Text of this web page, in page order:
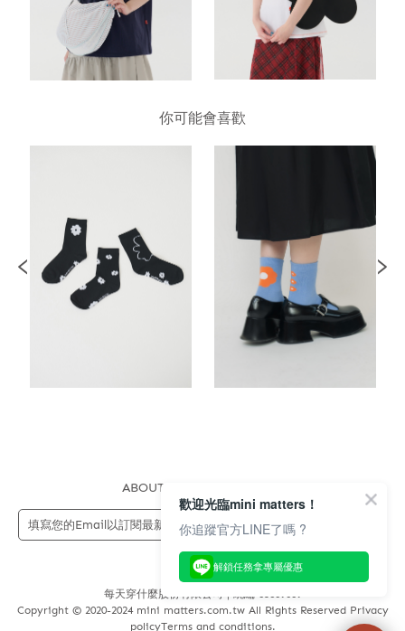
你可能會喜歡
ABOUT US
每天穿什麼股份有限公司 | 統編 83689089
Copyright © 2020-2024 mini matters.com.tw All Rights Reserved Privacy
policyTerms and conditions.
歡迎光臨mini matters！
你追蹤官方LINE了嗎 ?
解鎖任務拿專屬優惠